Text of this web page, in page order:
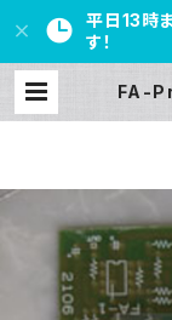
平日13時
す！
FA-